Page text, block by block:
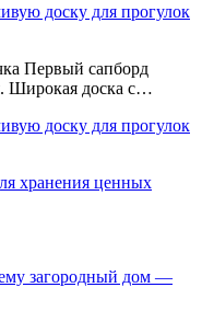
доску для прогулок
Первый сапборд
Широкая доска с…
доску для прогулок
хранения ценных
загородный дом —